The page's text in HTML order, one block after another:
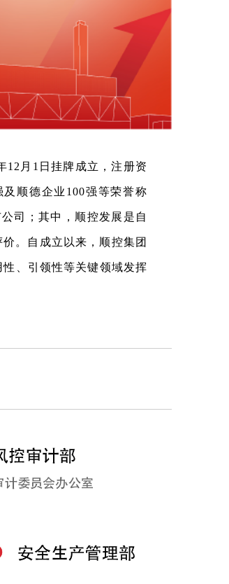
12月1日挂牌成立，注册资
顺德企业100强等荣誉称
司；其中，顺控发展是自
。自成立以来，顺控集团
、引领性等关键领域发挥